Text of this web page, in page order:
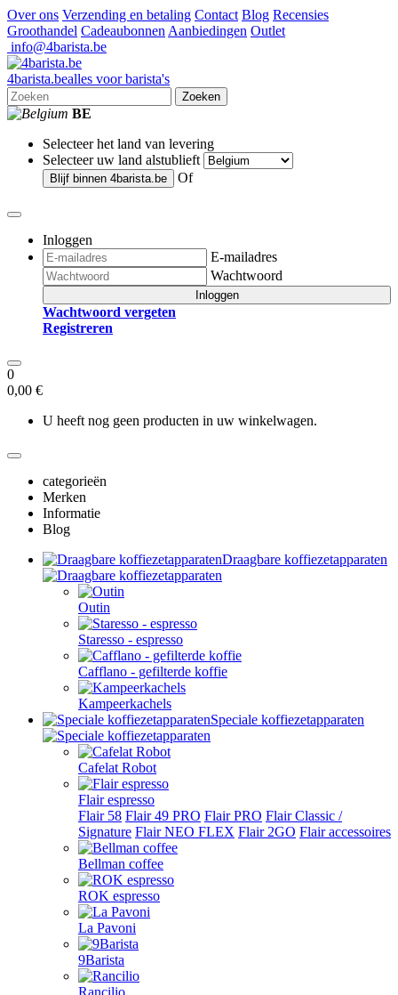
Over ons Verzending en betaling Contact Blog Recensies
Groothandel Cadeaubonnen Aanbiedingen Outlet
info@4barista.be
4barista.bealles voor barista's
Zoeken
BE
Selecteer het land van levering
Selecteer uw land alstublieft
Blijf binnen 4barista.be Of
Inloggen
E-mailadres
Wachtwoord
Inloggen
Wachtwoord vergeten
Registreren
0
0,00 €
U heeft nog geen producten in uw winkelwagen.
categorieën
Merken
Informatie
Blog
Draagbare koffiezetapparaten
Outin
Staresso - espresso
Cafflano - gefilterde koffie
Kampeerkachels
Speciale koffiezetapparaten
Cafelat Robot
Flair espresso
Flair 58 Flair 49 PRO Flair PRO Flair Classic /
Signature Flair NEO FLEX Flair 2GO Flair accessoires
Bellman coffee
ROK espresso
La Pavoni
9Barista
Rancilio